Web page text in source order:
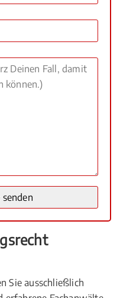
Sie ausschließlich